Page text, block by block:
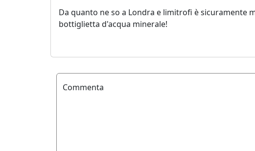
Da quanto ne so a Londra e limitrofi è sicuramente
bottiglietta d'acqua minerale!
Commenta